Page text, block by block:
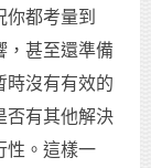
都考量到
，甚至還準備
時沒有有效的
否有其他解決
性。這樣一